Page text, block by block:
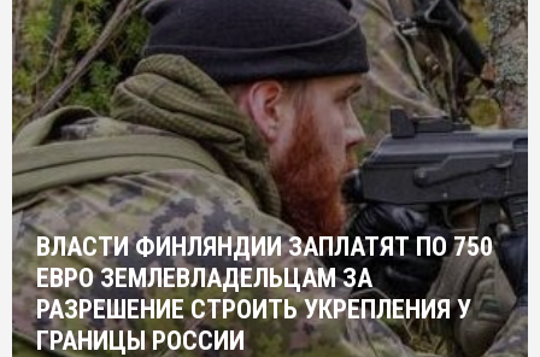
ВЛАСТИ ФИНЛЯНДИИ ЗАПЛАТЯТ ПО 750
ЕВРО ЗЕМЛЕВЛАДЕЛЬЦАМ ЗА
РАЗРЕШЕНИЕ СТРОИТЬ УКРЕПЛЕНИЯ У
ГРАНИЦЫ РОССИИ